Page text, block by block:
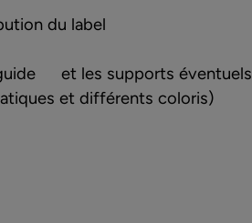
du label
et les supports éventuels
et différents coloris)